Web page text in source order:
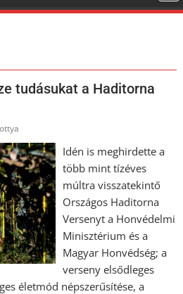
tudásukat a Haditorna
Idén is meghirdette a
több mint tízéves
múltra visszatekintő
Országos Haditorna
Versenyt a Honvédelmi
Minisztérium és a
Magyar Honvédség; a
verseny elsődleges
életmód népszerűsítése, a